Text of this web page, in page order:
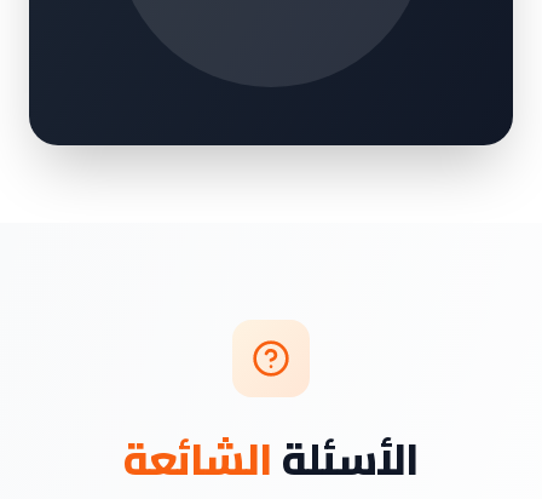
الأسئلةالشائعة